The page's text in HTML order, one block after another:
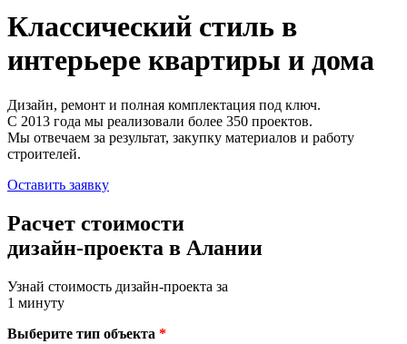
Классический стиль в
интерьере квартиры и дома
Дизайн, ремонт и полная комплектация под ключ.
С 2013 года мы реализовали более 350 проектов.
Мы отвечаем за результат, закупку материалов и работу
строителей.
Оставить заявку
Расчет стоимости
дизайн-проекта в Алании
Узнай стоимость дизайн-проекта за
1 минуту
Выберите тип объекта *